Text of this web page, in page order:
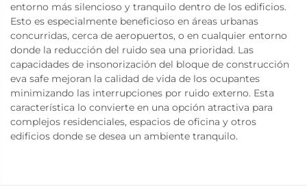
entorno más silencioso y tranquilo dentro de los edificios.
Esto es especialmente beneficioso en áreas urbanas
concurridas, cerca de aeropuertos, o en cualquier entorno
donde la reducción del ruido sea una prioridad. Las
capacidades de insonorización del bloque de construcción
eva safe mejoran la calidad de vida de los ocupantes
minimizando las interrupciones por ruido externo. Esta
característica lo convierte en una opción atractiva para
complejos residenciales, espacios de oficina y otros
edificios donde se desea un ambiente tranquilo.